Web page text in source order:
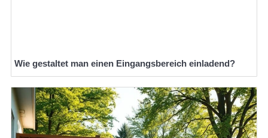
Wie gestaltet man einen Eingangsbereich einladend?